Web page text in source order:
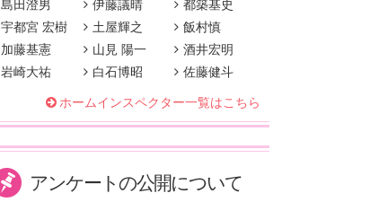
島田澄男
伊藤議晴
都築基史
宇都宮 宏樹
土屋輝之
飯村慎
加藤基憲
山見 陽一
酒井宏明
岩崎大祐
白石博昭 佐藤健斗
ホームインスペクター一覧はこちら
アンケートの公開について